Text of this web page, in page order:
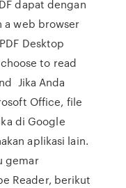
dapat dengan
a web browser
Desktop
to read
Jika Anda
Office, file
di Google
aplikasi lain.
gemar
Reader, berikut